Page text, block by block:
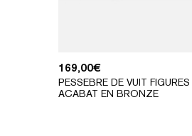
169,00€
PESSEBRE DE VUIT FIGURES
ACABAT EN BRONZE